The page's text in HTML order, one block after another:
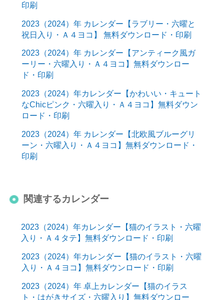
印刷
2023（2024）年 カレンダー【ラブリー・六曜と
祝日入り・Ａ４ヨコ】 無料ダウンロード・印刷
2023（2024）年 カレンダー【アンティーク風ガ
ーリー・六曜入り・Ａ４ヨコ】無料ダウンロー
ド・印刷
2023（2024）年カレンダー【かわいい・キュート
なChicピンク・六曜入り・Ａ４ヨコ】無料ダウン
ロード・印刷
2023（2024）年 カレンダー【北欧風ブルーグリ
ーン・六曜入り・Ａ４ヨコ】無料ダウンロード・
印刷
関連するカレンダー
2023（2024）年カレンダー【猫のイラスト・六曜
入り・Ａ４タテ】無料ダウンロード・印刷
2023（2024）年カレンダー【猫のイラスト・六曜
入り・Ａ４ヨコ】無料ダウンロード・印刷
2023（2024）年 卓上カレンダー【猫のイラス
ト・はがきサイズ・六曜入り】無料ダウンロー